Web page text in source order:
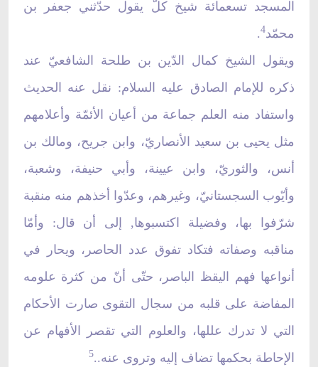
المسجد تسعمائة شيخ كلّ يقول حدّثني جعفر بن
محمّد4
.
ويقول الشيخ كمال الدّين بن طلحة الشافعيّ عند
ذكره للإمام الصادق عليه السلام: نقل عنه الحديث
واستفاد منه العلم جماعة من أعيان الأئمّة وأعلامهم
مثل يحيى بن سعيد الأنصاريّ، وابن جريح، ومالك بن
أنس، والثوريّ، وابن عيينة، وأبي حنيفة، وشعبة،
وأيّوب السجستانيّ، وغيرهم، وعدّوا أخذهم منه منقبة
شرّفوا بها، وفضيلة اكتسبوها, إلى أن قال: وأمّا
مناقبه وصفاته فتكاد تفوق عدد الحاصر، ويحار في
أنواعها فهم اليقظ الباصر، حتّى أنّ من كثرة علومه
المفاضة على قلبه من سجال التقوى صارت الأحكام
التي لا تدرك عللها، والعلوم التي تقصر الأفهام عن
الإحاطة بحكمها تضاف إليه وتروى عنه..5